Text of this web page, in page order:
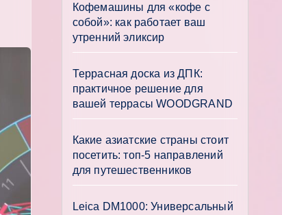
Кофемашины для «кофе с
собой»: как работает ваш
утренний эликсир
Террасная доска из ДПК:
практичное решение для
вашей террасы WOODGRAND
Какие азиатские страны стоит
посетить: топ-5 направлений
для путешественников
Leica DM1000: Универсальный